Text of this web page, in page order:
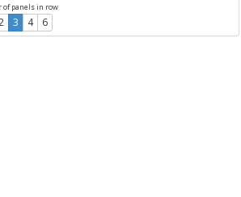
of panels in row
3 4 6